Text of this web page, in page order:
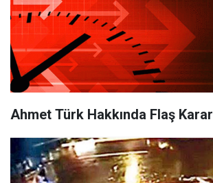
Ahmet Türk Hakkında Flaş Karar